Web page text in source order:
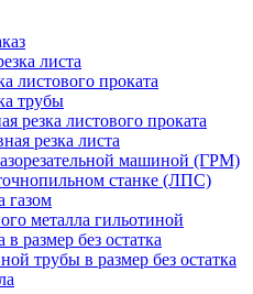
листа
листового проката
трубы
резка листового проката
резка листа
машиной (ГРМ)
станке (ЛПС)
газом
металла гильотиной
в размер без остатка
трубы в размер без остатка